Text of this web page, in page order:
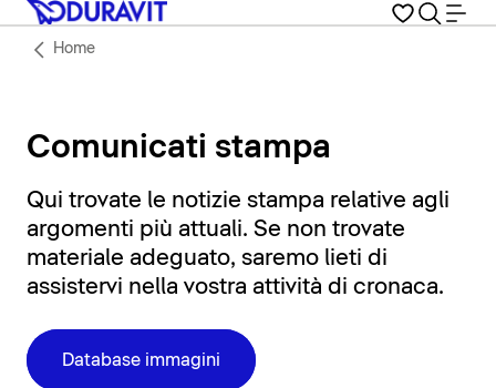
Home
Comunicati stampa
Qui trovate le notizie stampa relative agli
argomenti più attuali. Se non trovate
materiale adeguato, saremo lieti di
assistervi nella vostra attività di cronaca.
Database immagini